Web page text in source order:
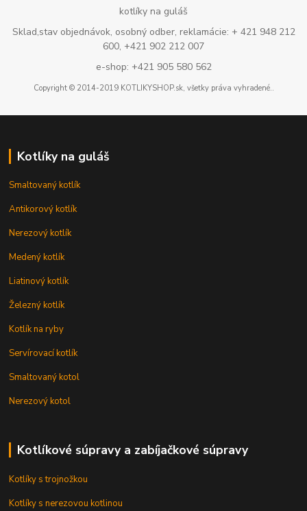
kotlíky na guláš
Sklad,stav objednávok, osobný odber, reklamácie: + 421 948 212
600, +421 902 212 007
e-shop: +421 905 580 562
Copyright © 2014-2019 KOTLIKYSHOP.sk, všetky práva vyhradené..
Kotlíky na guláš
Smaltovaný kotlík
Antikorový kotlík
Nerezový kotlík
Medený kotlík
Liatinový kotlík
Železný kotlík
Kotlík na ryby
Servírovací kotlík
Smaltovaný kotol
Nerezový kotol
Kotlíkové súpravy a zabíjačkové súpravy
Kotlíky s trojnožkou
Kotlíky s nerezovou kotlinou